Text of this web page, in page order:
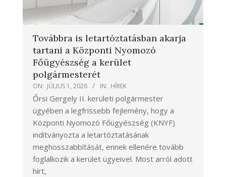
Továbbra is letartóztatásban akarja
tartani a Központi Nyomozó
Főügyészség a kerület
polgármesterét
ON: JÚLIUS 1, 2026 IN: HÍREK
Őrsi Gergely II. kerületi polgármester
ügyében a legfrissebb fejlemény, hogy a
Központi Nyomozó Főügyészség (KNYF)
indítványozta a letartóztatásának
meghosszabbítását, ennek ellenére tovább
foglalkozik a kerület ügyeivel. Most arról adott
hírt,